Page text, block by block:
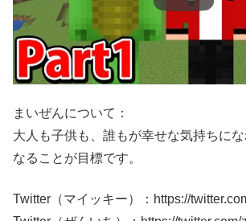
まいぜんについて：
大人も子供も、誰もが幸せな気持ちに
なることが目標です。
Twitter（マイッキー）：https://